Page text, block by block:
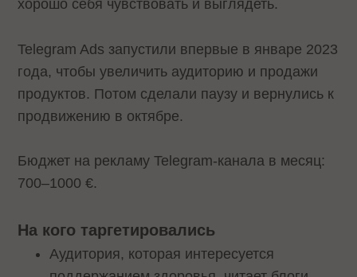
хорошо себя чувствовать и выглядеть.
Telegram Ads запустили впервые в январе 2023
года, чтобы увеличить аудиторию и продажи
продуктов. Потом сделали паузу и вернулись к
продвижению в октябре.
Бюджет на рекламу Telegram-канала в месяц:
700–1000 €.
На кого таргетировались
Аудитория, которая интересуется